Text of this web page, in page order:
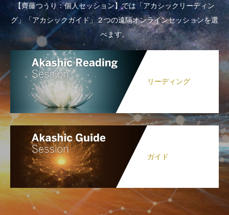
【齊藤つうり：個人セッション】では「アカシックリーディン
グ」「アカシックガイド」２つの遠隔オンラインセッションを選
べます。
リーディング
ガイド